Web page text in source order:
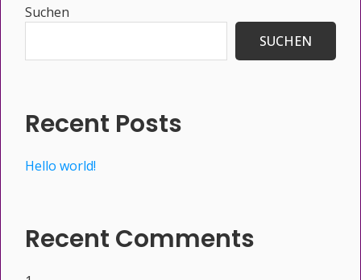
Seitenspalte
Suchen
SUCHEN
Recent Posts
Hello world!
Recent Comments